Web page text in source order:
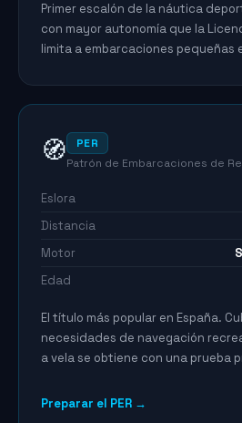
Primer escalón de la náutica
con mayor autonomía que la
limita a embarcaciones pequeñas
🧭
PER
Patrón de Embarcaciones de
Eslora
Distancia
Motor
Edad
El título más popular en España.
necesidades de navegación
a vela se obtiene con una prueba
Preparar el PER →